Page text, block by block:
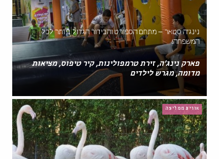
נינג'ה סטאר – מתחם הספורט והבידור הגדול ביותר לכל
המשפחה!
פארק נינג'ה, זירת טרמפולינות, קיר טיפוס, מציאות
מדומה, מגרש לילדים
אורית ממליצה